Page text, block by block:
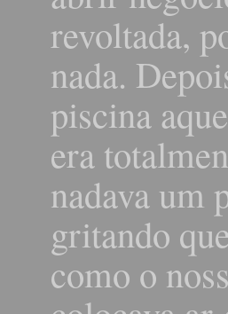
revoltada,
nada.
piscina
era
nadava um
gritando
como o